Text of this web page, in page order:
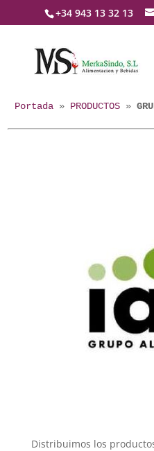
+34 943 13 32 13
Portada » PRODUCTOS »
Distribuimos los